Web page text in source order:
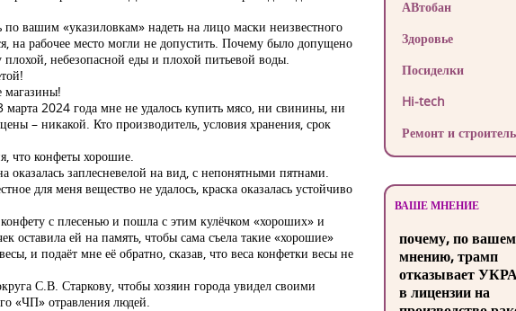
вашим «указиловкам» надеть на лицо маски неизвестного
на рабочее место могли не допустить. Почему было допущено
небезопасной еды и плохой питьевой воды.
магазины!
2024 года мне не удалось купить мясо, ни свинины, ни
– никакой. Кто производитель, условия хранения, срок
что конфеты хорошие.
заплесневелой на вид, с непонятными пятнами.
для меня вещество не удалось, краска оказалась устойчиво
с плесенью и пошла с этим кулёчком «хороших» и
оставила ей на память, чтобы сама съела такие «хорошие»
и подаёт мне её обратно, сказав, что веса конфетки весы не
С.В. Старкову, чтобы хозяин города увидел своими
«ЧП» отравления людей.
АВтобан
Здоровье
Посиделки
Hi-tech
Ремонт и
ВАШЕ МНЕНИЕ
почему, по
мнению, трамп
отказывает
в лицензии на